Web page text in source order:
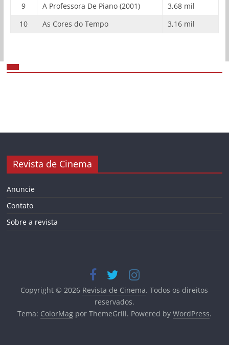
9
A Professora De Piano (2001)
3,68 mil
10
As Cores do Tempo 3,16 mil
Revista de Cinema
Anuncie
Contato
Sobre a revista
Copyright © 2026 Revista de Cinema. Todos os direitos
reservados.
Tema: ColorMagpor ThemeGrill. Powered by WordPress.